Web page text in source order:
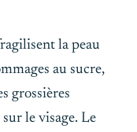
la peau
au sucre,
grossières
le visage. Le